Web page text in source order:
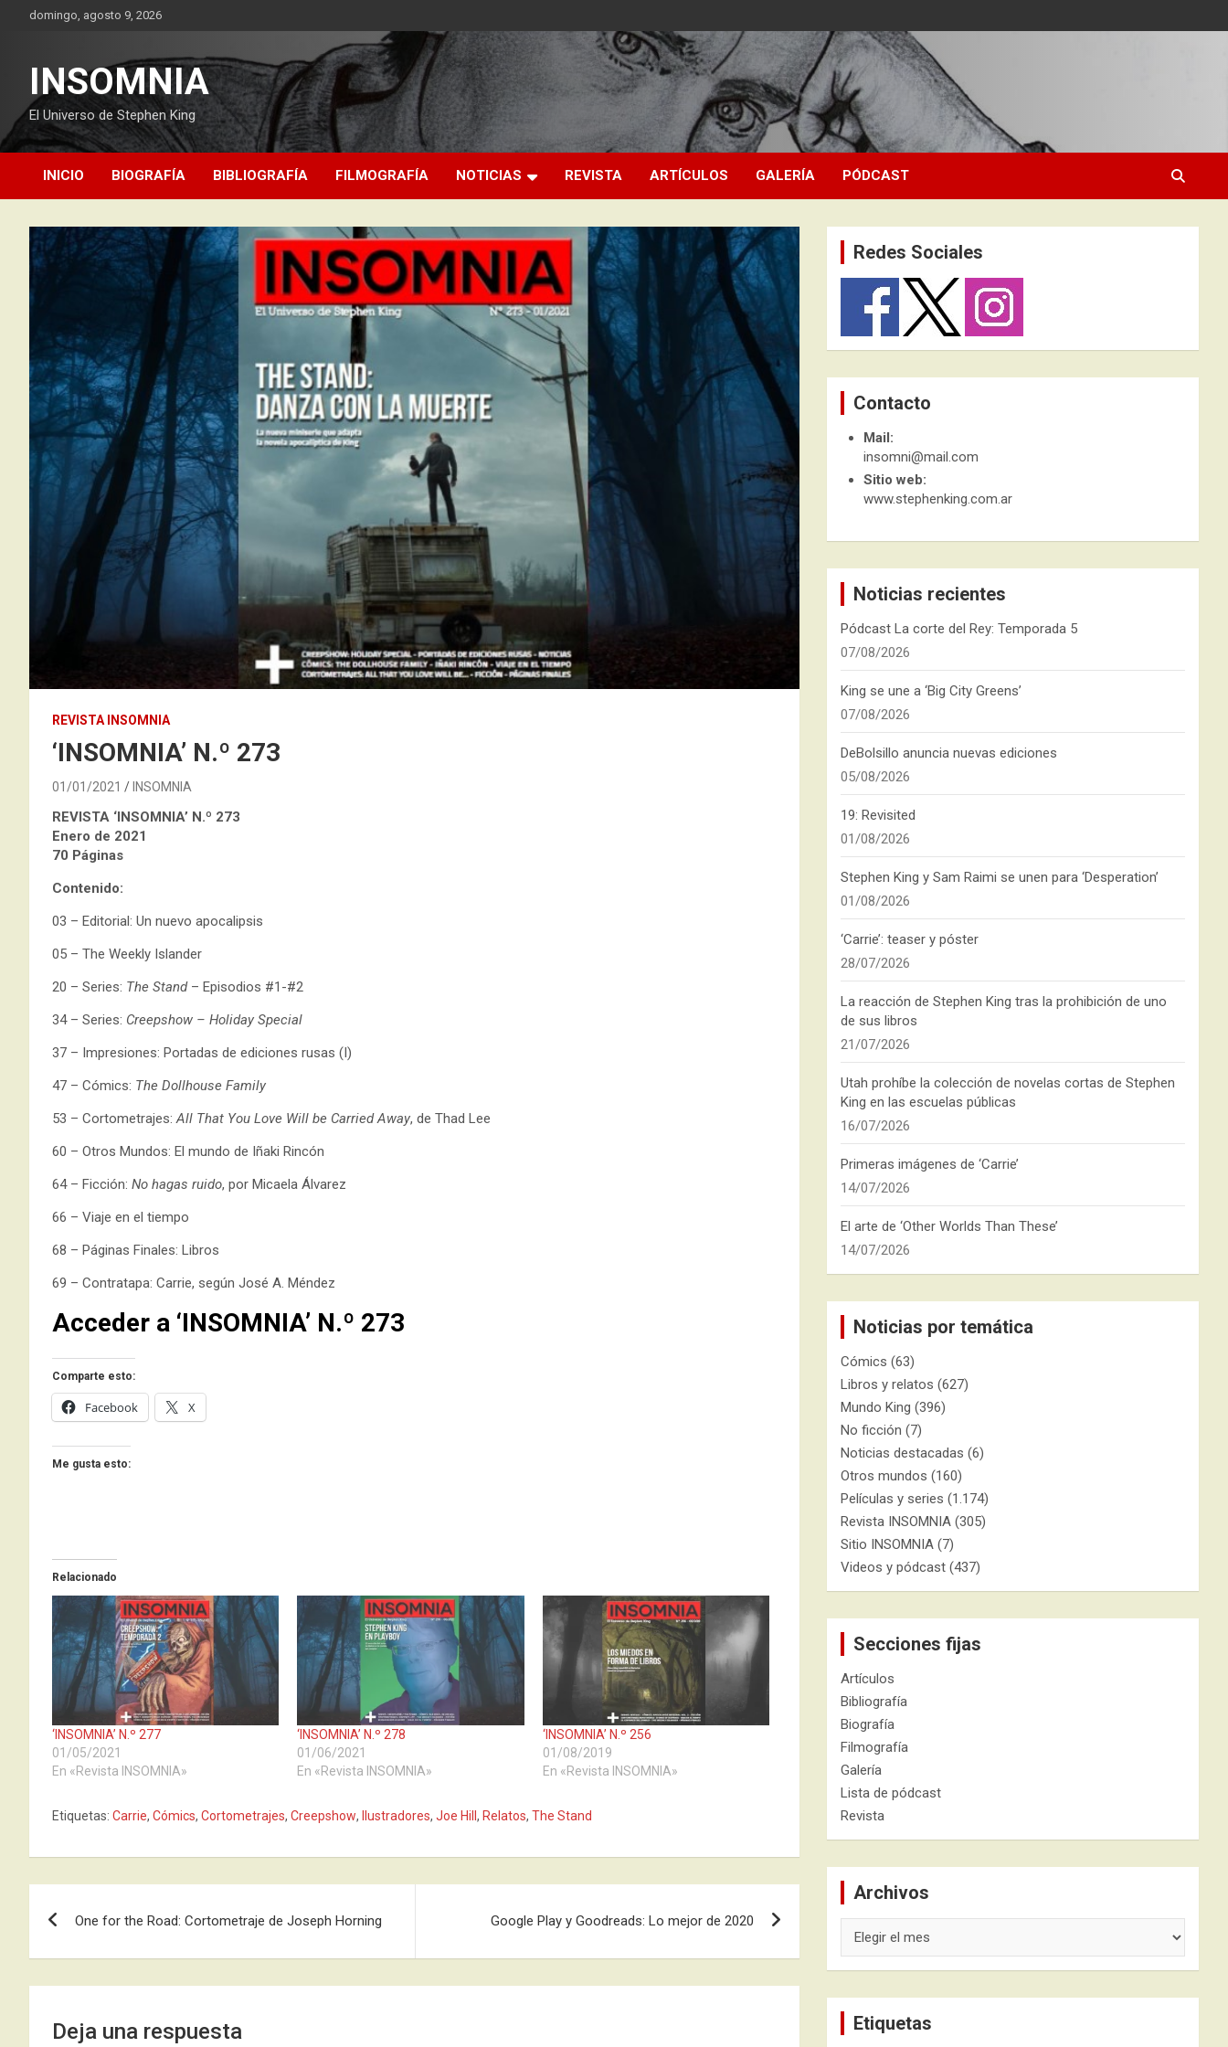
domingo, agosto 9, 2026
INSOMNIA
El Universo de Stephen King
INICIO BIOGRAFÍA BIBLIOGRAFÍA FILMOGRAFÍA NOTICIAS REVISTA ARTÍCULOS GALERÍA PÓDCAST
REVISTA INSOMNIA
‘INSOMNIA’ N.º 273
01/01/2021 INSOMNIA
REVISTA ‘INSOMNIA’ N.º 273
Enero de 2021
70 Páginas
Contenido:
03 – Editorial: Un nuevo apocalipsis
05 – The Weekly Islander
20 – Series: The Stand– Episodios #1-#2
34 – Series: Creepshow – Holiday Special
37 – Impresiones: Portadas de ediciones rusas (I)
47 – Cómics: The Dollhouse Family
53 – Cortometrajes:All That You Love Will be Carried Away, de Thad Lee
60 – Otros Mundos: El mundo de Iñaki Rincón
64 – Ficción: No hagas ruido, por Micaela Álvarez
66 – Viaje en el tiempo
68 – Páginas Finales: Libros
69 – Contratapa: Carrie, según José A. Méndez
Acceder a ‘INSOMNIA’ N.º 273
Comparte esto:
Facebook X
Me gusta esto:
Relacionado
‘INSOMNIA’ N.º 277
01/05/2021
En «Revista INSOMNIA»
‘INSOMNIA’ N.º 278
01/06/2021
En «Revista INSOMNIA»
‘INSOMNIA’ N.º 256
01/08/2019
En «Revista INSOMNIA»
Etiquetas: Carrie, Cómics, Cortometrajes, Creepshow, Ilustradores, Joe Hill , Relatos, The Stand
entradas
One for the Road: Cortometraje de Joseph Horning Google Play y Goodreads: Lo mejor de 2020
Deja una respuesta
Redes Sociales
Contacto
Mail:
insomni@mail.com
Sitio web:
www.stephenking.com.ar
Noticias recientes
Pódcast La corte del Rey: Temporada 5
07/08/2026
King se une a ‘Big City Greens’
07/08/2026
DeBolsillo anuncia nuevas ediciones
05/08/2026
19: Revisited
01/08/2026
Stephen King y Sam Raimi se unen para ‘Desperation’
01/08/2026
‘Carrie’: teaser y póster
28/07/2026
La reacción de Stephen King tras la prohibición de uno
de sus libros
21/07/2026
Utah prohíbe la colección de novelas cortas de Stephen
King en las escuelas públicas
16/07/2026
Primeras imágenes de ‘Carrie’
14/07/2026
El arte de ‘Other Worlds Than These’
14/07/2026
Noticias por temática
Cómics (63)
Libros y relatos (627)
Mundo King (396)
No ficción (7)
Noticias destacadas (6)
Otros mundos (160)
Películas y series (1.174)
Revista INSOMNIA (305)
Sitio INSOMNIA (7)
Videos y pódcast (437)
Secciones fijas
Artículos
Bibliografía
Biografía
Filmografía
Galería
Lista de pódcast
Revista
Archivos
Etiquetas